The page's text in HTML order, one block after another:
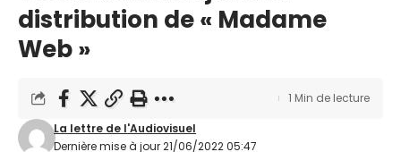
distribution de « Madame
Web »
Dernière mise à jour 21/06/2022 05:47
La lettre de l'Audiovisuel
1 Min de lecture